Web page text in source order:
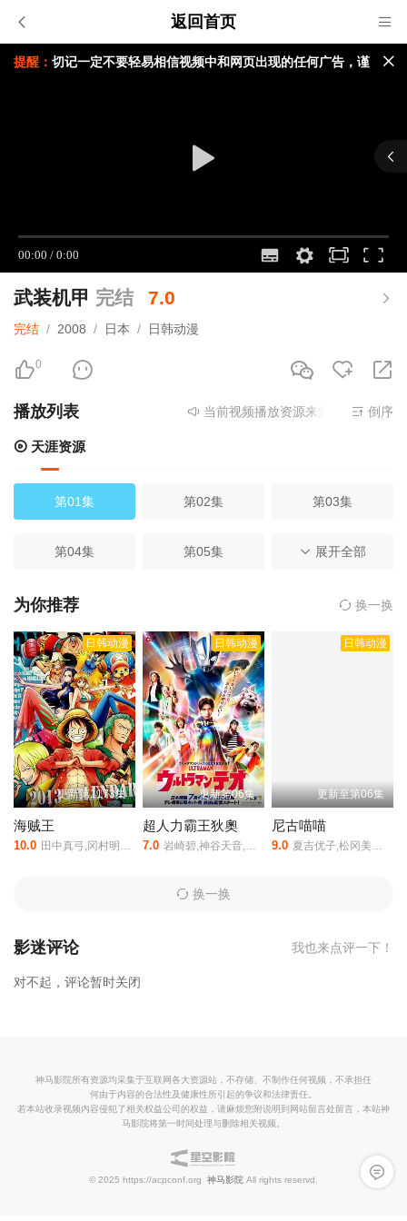
返回首页
提醒： 切记一定不要轻易相信视频中和网页出现的任何广告，谨
视频载入速度跟您本地网速有关，请耐心等待几秒钟。
武装机甲 完结 7.0
完结 / 2008 / 日本 / 日韩动漫
0
播放列表 当前视频播放资源来源 天涯资源- 提
倒序
天涯资源
第01集 第02集 第03集
第04集 第05集 第06集
第07集 第09集
第10集 第11集 第12集
第13集 第14集
第16集 第17集
第19集 第20集 第21集
第22集 第23集 第24集
第26集
展开全部
为你推荐 换一换
日韩动漫
更新第1173集
海贼王
10.0 田中真弓,冈村明美,中井和哉,山口胜平,平田广明,大谷育江,山口由里子,矢尾一树,长岛雄一,池田秀一,古川登志夫,古谷彻,大塚周夫,津嘉山正种,草尾毅,大场真人,宝龟克寿,园部启一,柴田秀胜,中博史,阪口大助,竹内顺子,千叶繁,三石琴乃,挂川裕彦,堀秀行,田中秀幸,大友龙三郎,有本钦隆,大塚明夫,玄田哲章,小山茉美,土井美加,野田顺子,渡边美佐,野上尤加奈,林原惠美,水树奈奈,园崎未惠,西原久美子
日韩动漫
更新第06集
超人力霸王狄奧
7.0 岩崎碧,神谷天音,中田乃爱,上村侑,森本龙马,小林优,槙田雄司,福岛莉拉
日韩动漫
更新至第06集
尼古喵喵
9.0 夏吉优子,松冈美里,船户百合绘,清水彩香,井泽诗织,明智璃子,稻田彻
换一换
影迷评论 我也来点评一下！
对不起，评论暂时关闭
留言反
神马影院所有资源均采集于互联网各大资源站，不存储、不制作任何视频，不承担任
何由于内容的合法性及健康性所引起的争议和法律责任。
若本站收录视频内容侵犯了相关权益公司的权益，请麻烦您附说明到网站留言处留言，本站神
马影院将第一时间处理与删除相关视频。
© 2025 https://acpconf.org 神马影院 All rights reservd.